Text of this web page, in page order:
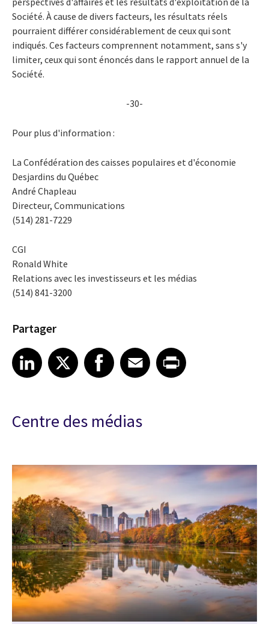
Société. À cause de divers facteurs, les résultats réels
pourraient différer considérablement de ceux qui sont
indiqués. Ces facteurs comprennent notamment, sans s'y
limiter, ceux qui sont énoncés dans le rapport annuel de la
Société.
-30-
Pour plus d'information :
La Confédération des caisses populaires et d'économie
Desjardins du Québec
André Chapleau
Directeur, Communications
(514) 281-7229
CGI
Ronald White
Relations avec les investisseurs et les médias
(514) 841-3200
Partager
Share article on LinkedIn
LinkedIn
Share article on XShare article on Facebook
Facebook
Share article on Email
EmailShare article on Print
Centre des médias